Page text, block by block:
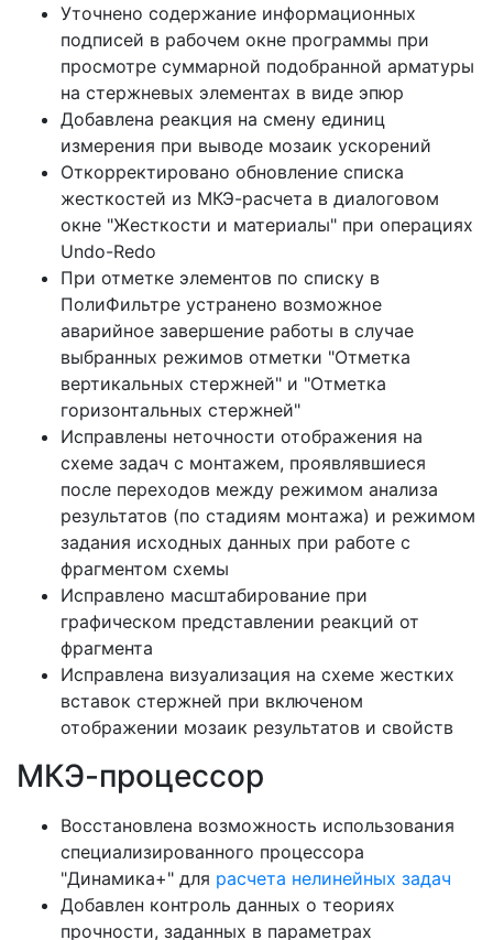
Уточнено содержание информационных
подписей в рабочем окне программы при
просмотре суммарной подобранной арматуры
на стержневых элементах в виде эпюр
Добавлена реакция на смену единиц
измерения при выводе мозаик ускорений
Откорректировано обновление списка
жесткостей из МКЭ-расчета в диалоговом
окне "Жесткости и материалы" при операциях
Undo-Redo
При отметке элементов по списку в
ПолиФильтре устранено возможное
аварийное завершение работы в случае
выбранных режимов отметки "Отметка
вертикальных стержней" и "Отметка
горизонтальных стержней"
Исправлены неточности отображения на
схеме задач с монтажем, проявлявшиеся
после переходов между режимом анализа
результатов (по стадиям монтажа) и режимом
задания исходных данных при работе с
фрагментом схемы
Исправлено масштабирование при
графическом представлении реакций от
фрагмента
Исправлена визуализация на схеме жестких
вставок стержней при включеном
отображении мозаик результатов и свойств
МКЭ-процессор
Восстановлена возможность использования
специализированного процессора
"Динамика+" для расчета нелинейных задач
Добавлен контроль данных о теориях
прочности, заданных в параметрах